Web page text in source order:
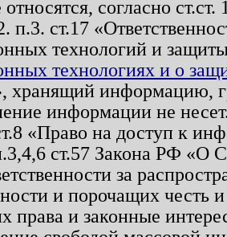
согласно
п.3. ст.17
технологий и
технологиях и о
информацию,
информации не
«Право на доступ к
ст.57 Закона РФ «О
за
и порочащих честь
и законные